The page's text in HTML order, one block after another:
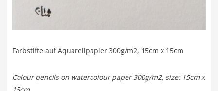
Farbstifte auf Aquarellpapier 300g/m2, 15cm x 15cm
Colour pencils on watercolour paper 300g/m2, size: 15cm x